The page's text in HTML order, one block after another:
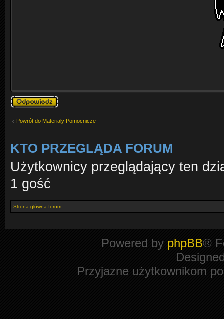
Odpowiedz
Powrót do Materiały Pomocnicze
KTO PRZEGLĄDA FORUM
Użytkownicy przeglądający ten
1 gość
Strona główna forum
Powered by phpBB®
Przyjazne użytkownikom